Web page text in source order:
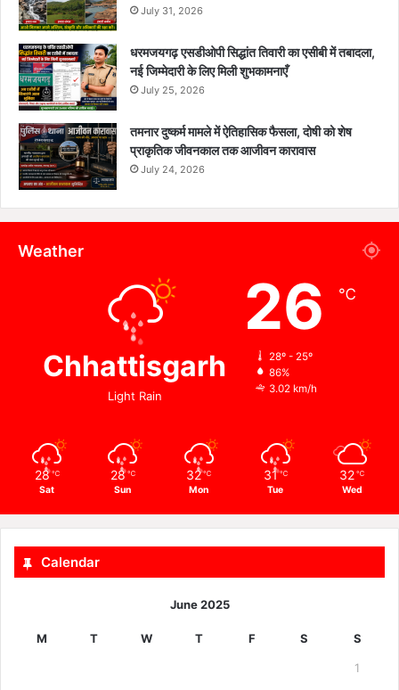
July 31, 2026
धरमजयगढ़ एसडीओपी सिद्धांत तिवारी का एसीबी में तबादला,
नई जिम्मेदारी के लिए मिली शुभकामनाएँ
July 25, 2026
तमनार दुष्कर्म मामले में ऐतिहासिक फैसला, दोषी को शेष
प्राकृतिक जीवनकाल तक आजीवन कारावास
July 24, 2026
Weather
Chhattisgarh
Light Rain
26 ℃
28º - 25º
86%
3.02 km/h
28 ℃
Sat
28 ℃
Sun
32 ℃
Mon
31 ℃
Tue
32 ℃
Wed
Calendar
June 2025
M T W T F S S
1